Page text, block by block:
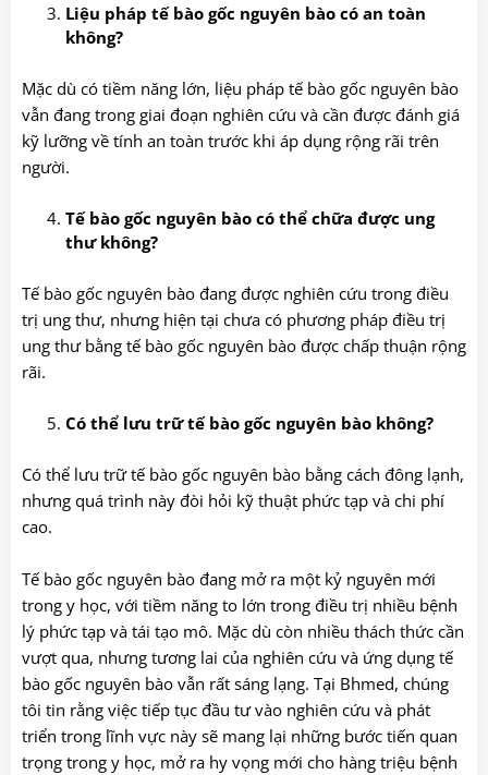
Liệu pháp tế bào gốc nguyên bào có an toàn
không?
Mặc dù có tiềm năng lớn, liệu pháp tế bào gốc nguyên bào
vẫn đang trong giai đoạn nghiên cứu và cần được đánh giá
kỹ lưỡng về tính an toàn trước khi áp dụng rộng rãi trên
người.
Tế bào gốc nguyên bào có thể chữa được ung
thư không?
Tế bào gốc nguyên bào đang được nghiên cứu trong điều
trị ung thư, nhưng hiện tại chưa có phương pháp điều trị
ung thư bằng tế bào gốc nguyên bào được chấp thuận rộng
rãi.
Có thể lưu trữ tế bào gốc nguyên bào không?
Có thể lưu trữ tế bào gốc nguyên bào bằng cách đông lạnh,
nhưng quá trình này đòi hỏi kỹ thuật phức tạp và chi phí
cao.
Tế bào gốc nguyên bào đang mở ra một kỷ nguyên mới
trong y học, với tiềm năng to lớn trong điều trị nhiều bệnh
lý phức tạp và tái tạo mô. Mặc dù còn nhiều thách thức cần
vượt qua, nhưng tương lai của nghiên cứu và ứng dụng tế
bào gốc nguyên bào vẫn rất sáng lạng. Tại Bhmed, chúng
tôi tin rằng việc tiếp tục đầu tư vào nghiên cứu và phát
triển trong lĩnh vực này sẽ mang lại những bước tiến quan
trọng trong y học, mở ra hy vọng mới cho hàng triệu bệnh